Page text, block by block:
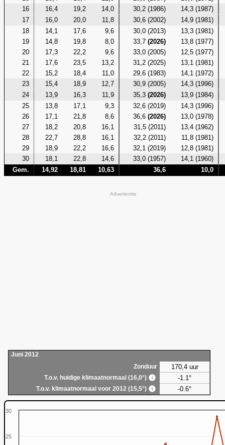
16
16,4 19,2 14,0 30,2 (1986)
14,3 (1987)
17
16,0 20,0 11,8 30,6 (2002)
14,9 (1981)
18
14,1 17,6 9,6 30,0 (2013)
13,3 (1981)
19
14,8 19,8 8,0 33,7(2026)
13,8 (1977)
20
17,3 22,2 9,6 33,0 (2005)
12,5 (1977)
21
17,6 23,5 13,2 31,2 (2025)
13,1 (1981)
22
15,2 18,4 11,0 29,6 (1983)
14,1 (1972)
23
15,4 18,9 12,7 30,9 (2005)
14,3 (1996)
24
13,9 16,3 11,9 35,3(2026)
13,9 (1984)
25
13,8 17,1 9,3 32,6 (2019)
14,3 (1996)
26
17,1 21,8 8,6 36,6(2026)
13,0 (1978)
27
18,2 20,8 16,1 31,5 (2011)
13,4 (1962)
28
22,7 28,8 16,1 32,2 (2011)
11,8 (1981)
29
18,9 22,2 16,6 32,1 (2019)
12,8 (1981)
30
18,1 22,8 14,6 33,0 (1957)
14,1 (1960)
Gem.
14,92 18,81 10,63 36,6 10,0
Advertentie
Juni 2012
Zonduur
170,4 uur
T.o.v. huidige klimaatnormaal (16,0°) -1.1°
T.o.v. klimaatnormaal voor 2012 (15,5°) -0.6°
25
30